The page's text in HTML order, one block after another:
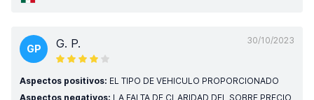
30/10/2023
GP G. P.
Aspectos positivos: EL TIPO DE VEHICULO PROPORCIONADO
Aspectos negativos: LA FALTA DE CLARIDAD DEL SOBRE PRECIO